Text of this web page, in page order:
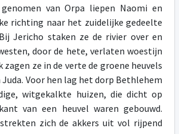
van Orpa liepen Naomi en
richting naar het zuidelijke gedeelte
Jericho staken ze de rivier over en
door de hete, verlaten woestijn
zagen ze in de verte de groene heuvels
Voor hen lag het dorp Bethlehem
witgekalkte huizen, die dicht op
van een heuvel waren gebouwd.
zich de akkers uit vol rijpend